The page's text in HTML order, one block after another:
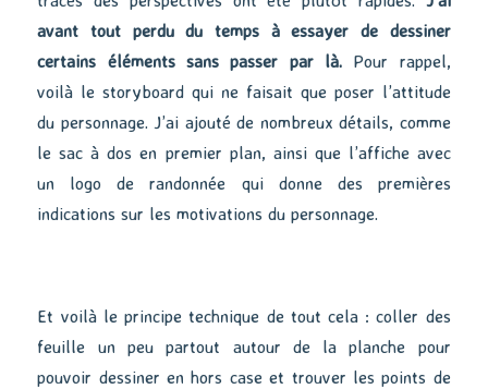
avant tout perdu du temps à essayer de dessiner
certains éléments sans passer par là.Pour rappel,
voilà le storyboard qui ne faisait que poser l’attitude
du personnage. J’ai ajouté de nombreux détails, comme
le sac à dos en premier plan, ainsi que l’affiche avec
un logo de randonnée qui donne des premières
indications sur les motivations du personnage.
Et voilà le principe technique de tout cela : coller des
feuille un peu partout autour de la planche pour
pouvoir dessiner en hors case et trouver les points de